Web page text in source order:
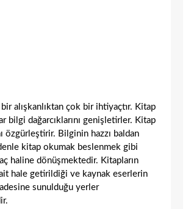
alışkanlıktan çok bir ihtiyaçtır. Kitap
bilgi dağarcıklarını genişletirler. Kitap
özgürleştirir. Bilginin hazzı baldan
kitap okumak beslenmek gibi
haline dönüşmektedir. Kitapların
hale getirildiği ve kaynak eserlerin
sunulduğu yerler